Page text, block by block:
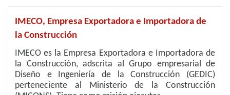
IMECO, Empresa Exportadora e Importadora de
la Construcción
IMECO es la Empresa Exportadora e Importadora de
la Construcción, adscrita al Grupo empresarial de
Diseño e Ingeniería de la Construcción (GEDIC)
perteneciente al Ministerio de la Construcción